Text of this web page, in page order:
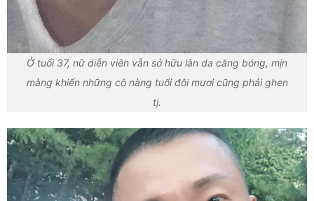
Ở tuổi 37, nữ diễn viên vẫn sở hữu làn da căng bóng, mịn
màng khiến những cô nàng tuổi đôi mươi cũng phải ghen
tị.